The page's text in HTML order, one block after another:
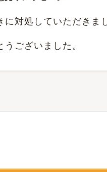
対処していただきま
ございました。